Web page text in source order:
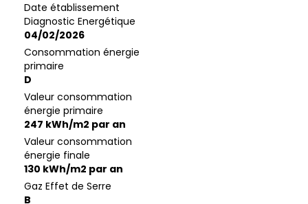
Date établissement
Diagnostic Energétique
04/02/2026
Consommation énergie
primaire
D
Valeur consommation
énergie primaire
247 kWh/m2 par an
Valeur consommation
énergie finale
130 kWh/m2 par an
Gaz Effet de Serre
B